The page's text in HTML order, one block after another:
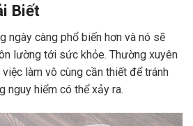
Biết
ngày càng phổ biến hơn và nó sẽ
lường tới sức khỏe. Thường xuyên
làm vô cùng cần thiết để tránh
nguy hiểm có thể xảy ra.